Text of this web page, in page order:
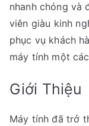
nhanh chóng và
viên giàu kinh
phục vụ khách
máy tính một
Giới Thiệu
Máy tính đã trở